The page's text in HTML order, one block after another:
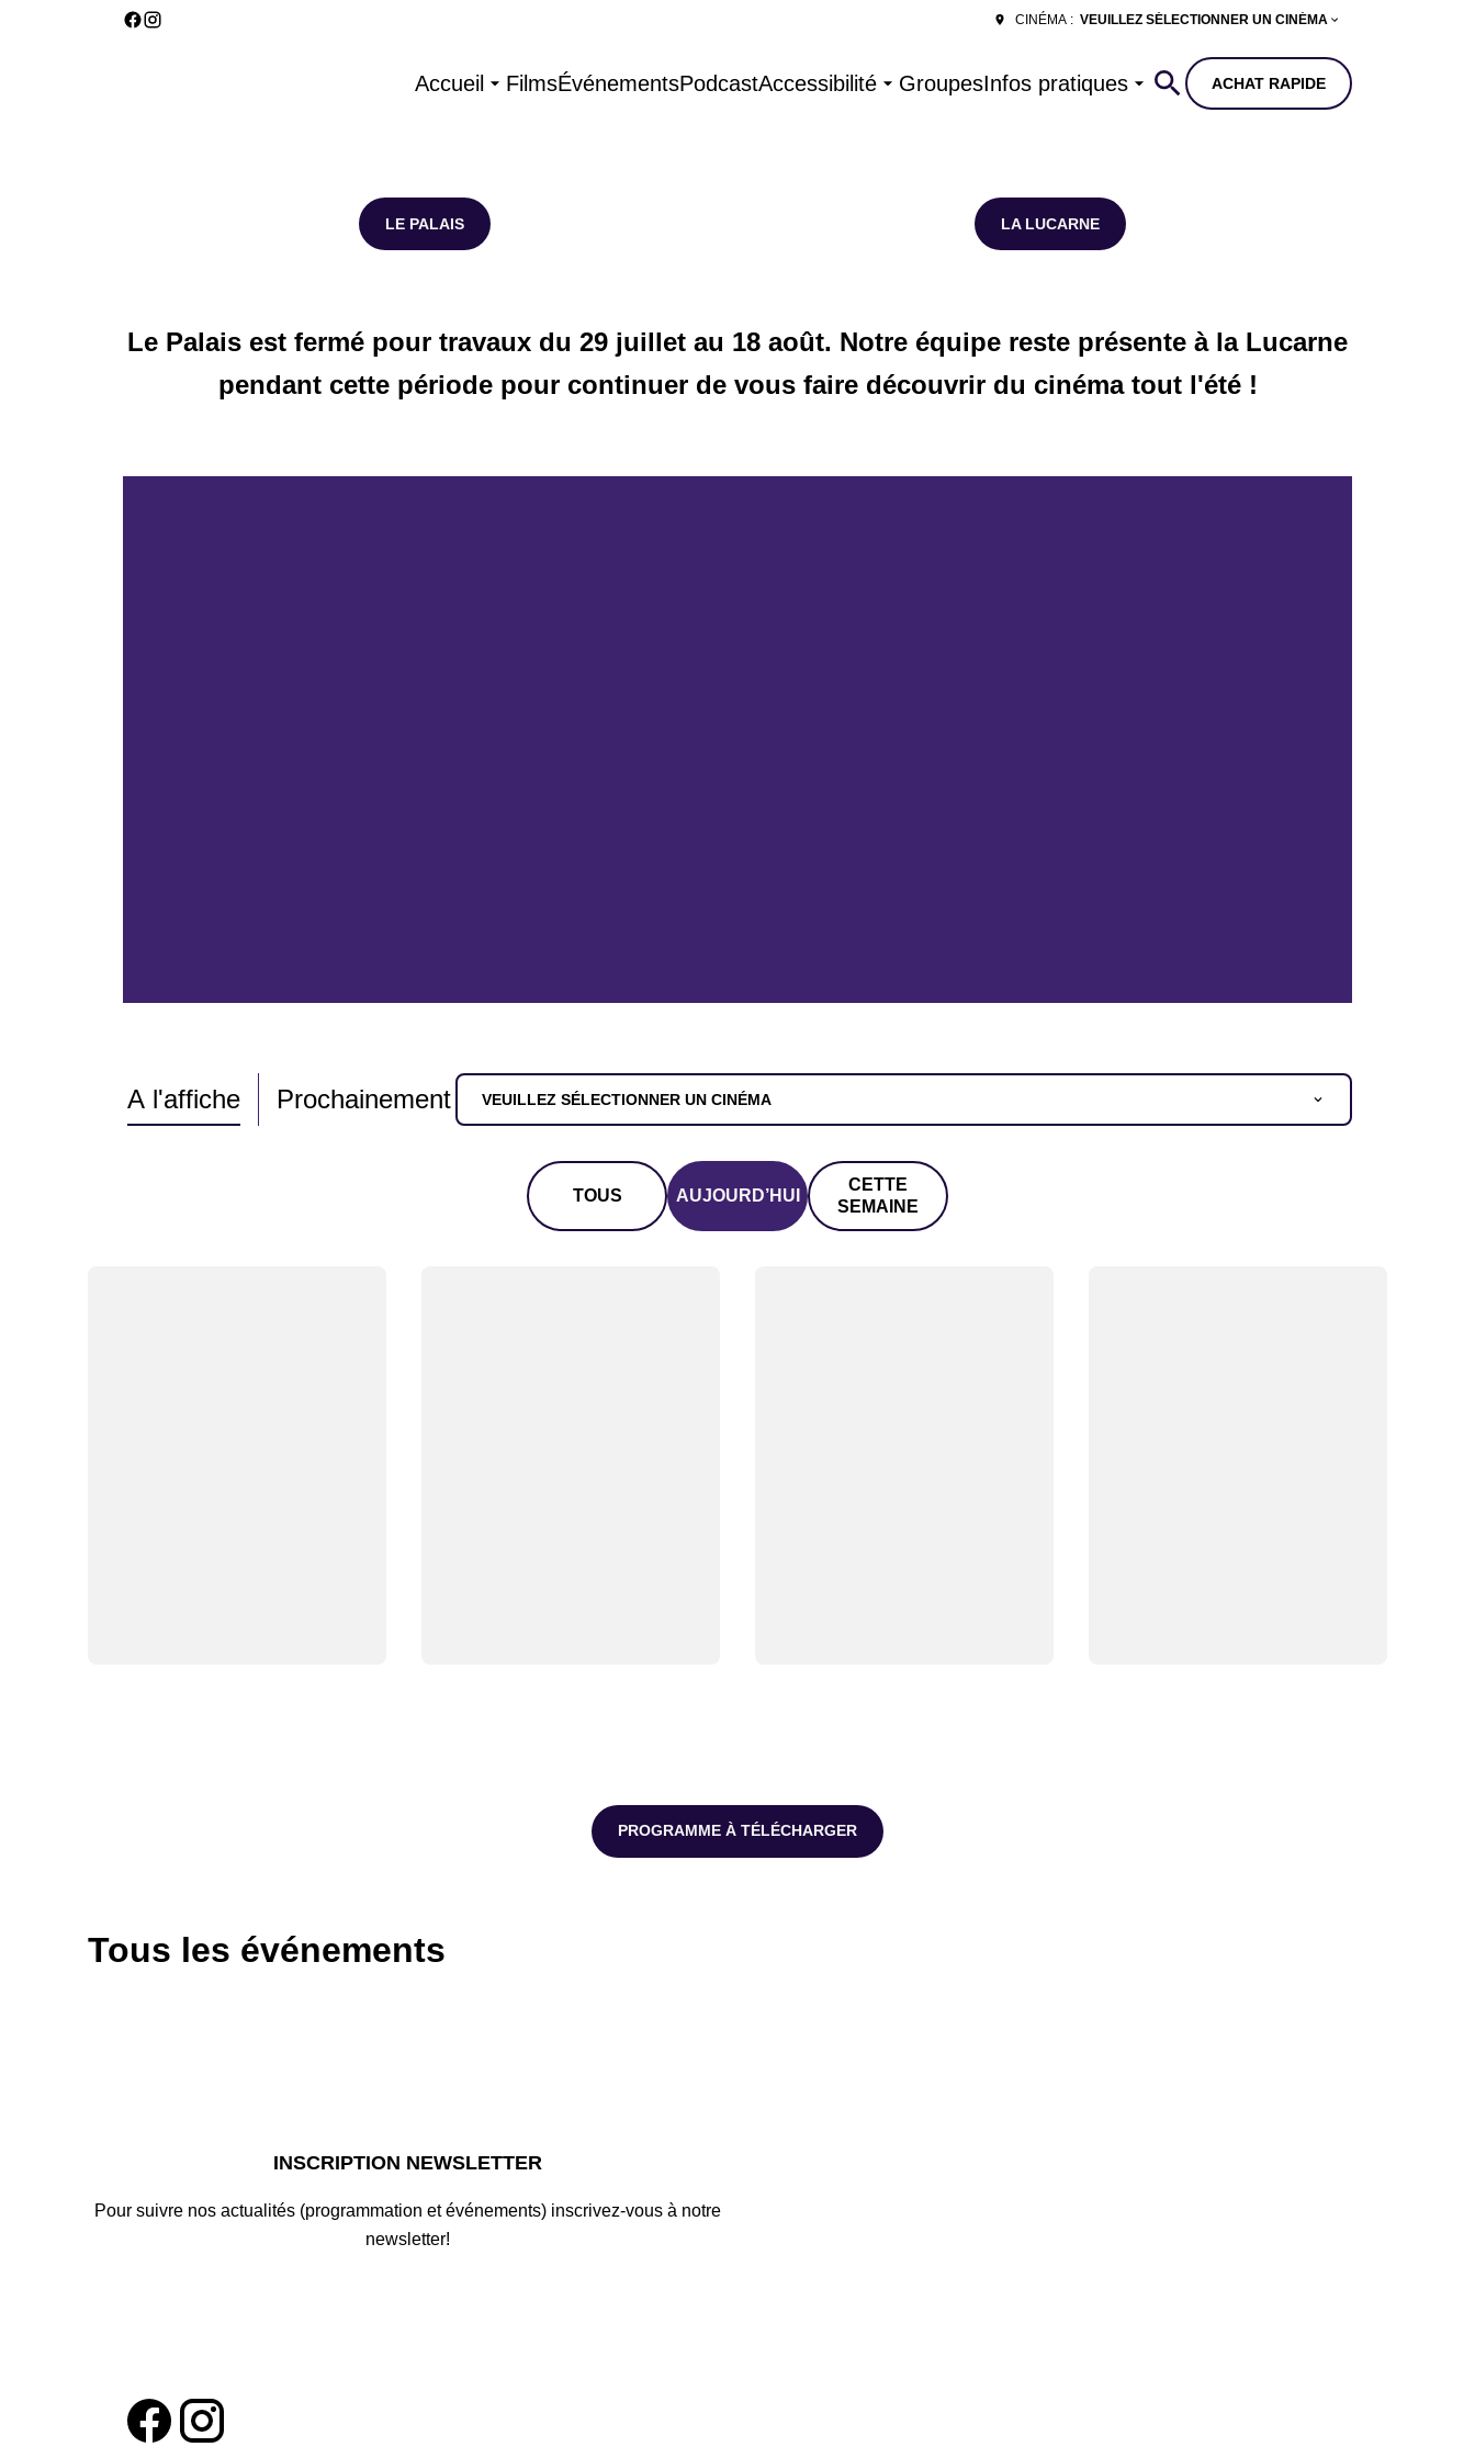
CINÉMA : VEUILLEZ SÉLECTIONNER UN CINÉMA
Accueil FilmsÉvénementsPodcastAccessibilité GroupesInfos pratiques ACHAT RAPIDE
LE PALAIS LA LUCARNE
Le Palais est fermé pour travaux du 29 juillet au 18 août. Notre équipe reste présente à la Lucarne
pendant cette période pour continuer de vous faire découvrir du cinéma tout l'été !
A l'affiche Prochainement VEUILLEZ SÉLECTIONNER UN CINÉMA
TOUS AUJOURD’HUI
CETTE
SEMAINE
PROGRAMME À TÉLÉCHARGER
Tous les événements
INSCRIPTION NEWSLETTER
Pour suivre nos actualités (programmation et événements) inscrivez-vous à notre
newsletter!